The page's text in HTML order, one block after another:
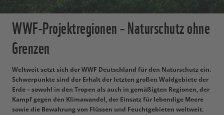
WWF-Projektregionen – Naturschutz ohne
Grenzen
Weltweit setzt sich der WWF Deutschland für den Naturschutz ein.
Schwerpunkte sind der Erhalt der letzten großen Waldgebiete der
Erde – sowohl in den Tropen als auch in gemäßigten Regionen, der
Kampf gegen den Klimawandel, der Einsatz für lebendige Meere
sowie die Bewahrung von Flüssen und Feuchtgebieten weltweit.